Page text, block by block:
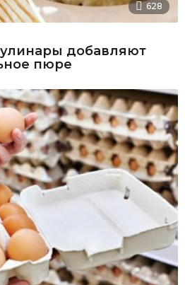
628
добавляют
пюре